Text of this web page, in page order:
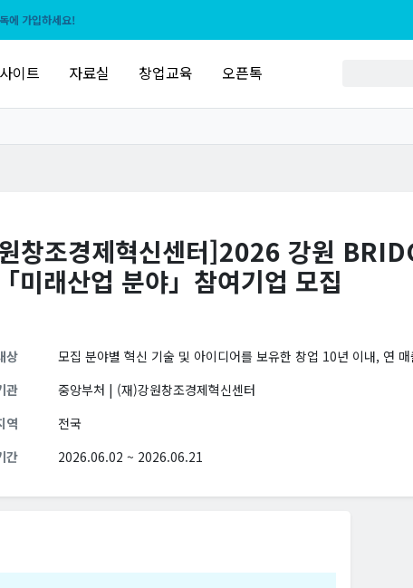
에 가입하세요!
이트 자료실 창업교육 오픈톡
창조경제혁신센터]2026 강원
미래산업 분야」참여기업 모집
상
모집 분야별 혁신 기술 및 아이디어를 보유한 창업 10년 이내, 연
관
중앙부처 | (재)강원창조경제혁신센터
역
전국
간
2026.06.02 ~ 2026.06.21